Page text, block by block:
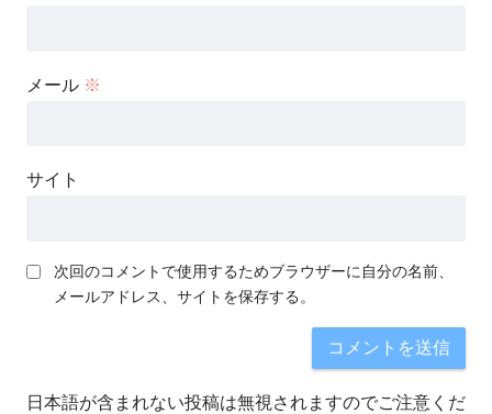
メール ※
サイト
次回のコメントで使用するためブラウザーに自分の名前、
メールアドレス、サイトを保存する。
日本語が含まれない投稿は無視されますのでご注意くだ